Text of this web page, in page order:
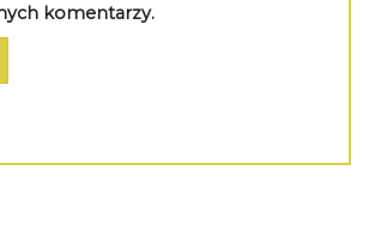
komentarzy.